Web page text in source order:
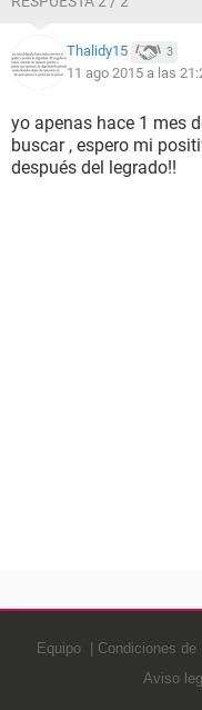
Thalidy15 3
11 ago 2015 a las
yo apenas hace 1 mes
buscar , espero mi
después del legrado!!
Equipo Condiciones de
Aviso